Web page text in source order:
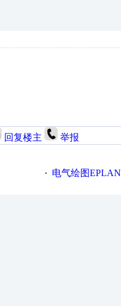
回复楼主 举报
· 电气绘图